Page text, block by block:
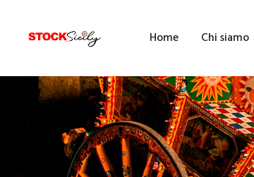
Home Chi siamo